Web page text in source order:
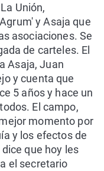
Unión,
y Asaja que
asociaciones. Se
de carteles. El
Asaja, Juan
y cuenta que
5 años y hace un
El campo,
momento por
y los efectos de
que hoy les
el secretario